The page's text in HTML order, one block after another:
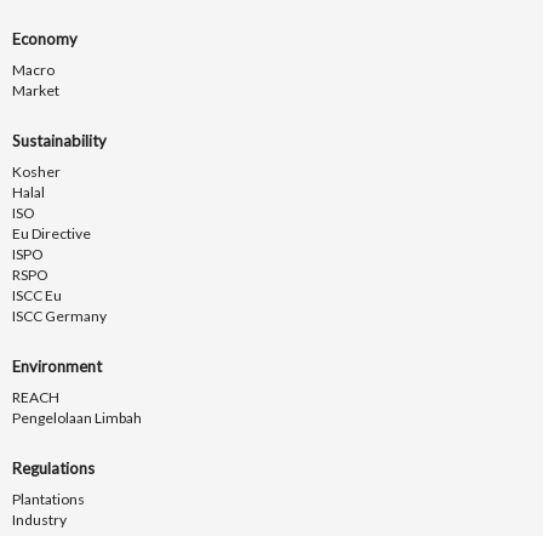
Economy
Macro
Market
Sustainability
Kosher
Halal
ISO
Eu Directive
ISPO
RSPO
ISCC Eu
ISCC Germany
Environment
REACH
Pengelolaan Limbah
Regulations
Plantations
Industry